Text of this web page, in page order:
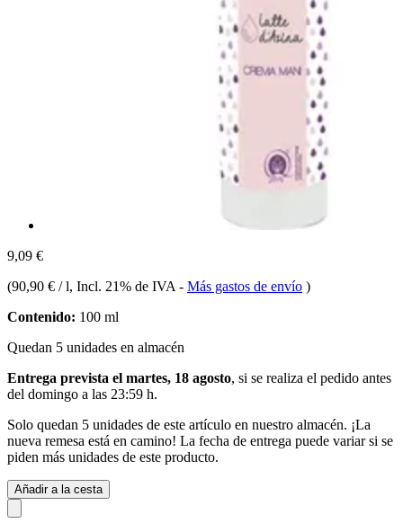
9,09 €
(90,90 € / l, Incl. 21% de IVA - Más gastos de envío )
Contenido: 100 ml
Quedan 5 unidades en almacén
Entrega prevista el martes, 18 agosto, si se realiza el pedido antes
del domingo a las 23:59 h.
Solo quedan 5 unidades de este artículo en nuestro almacén. ¡La
nueva remesa está en camino! La fecha de entrega puede variar si se
piden más unidades de este producto.
Añadir a la cesta